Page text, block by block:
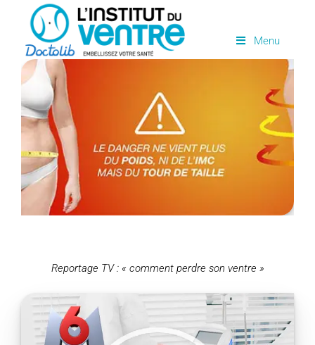
contenu
Menu
Reportage TV : « comment perdre son ventre »